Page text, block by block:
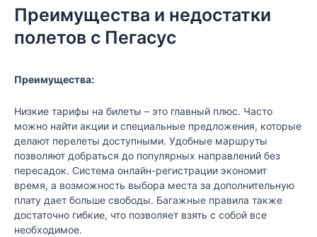
Преимущества и недостатки
полетов с Пегасус
Преимущества:
Низкие тарифы на билеты – это главный плюс. Часто
можно найти акции и специальные предложения, которые
делают перелеты доступными. Удобные маршруты
позволяют добраться до популярных направлений без
пересадок. Система онлайн-регистрации экономит
время, а возможность выбора места за дополнительную
плату дает больше свободы. Багажные правила также
достаточно гибкие, что позволяет взять с собой все
необходимое.